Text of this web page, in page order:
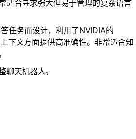
适合寻求强大但易于管理的复杂语言
任务而设计，利用了NVIDIA的
下文方面提供高准确性。非常适合知
天机器人。